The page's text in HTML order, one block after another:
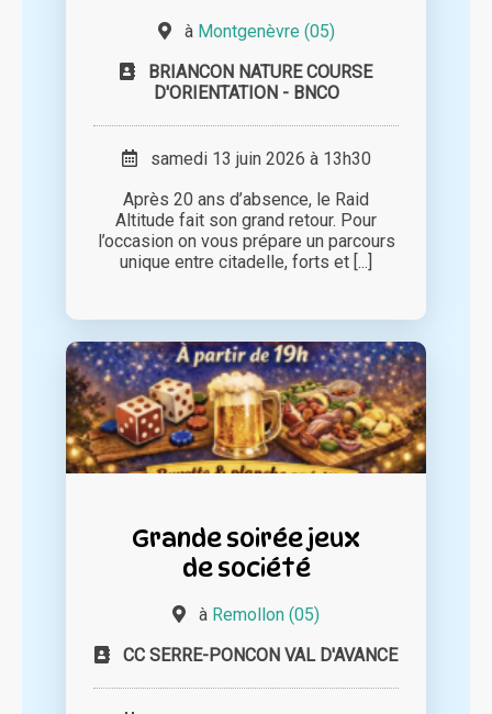
à Montgenèvre (05)
BRIANCON NATURE COURSE
D'ORIENTATION - BNCO
samedi 13 juin 2026 à 13h30
Après 20 ans d’absence, le Raid
Altitude fait son grand retour. Pour
l’occasion on vous prépare un parcours
unique entre citadelle, forts et [...]
Grande soirée jeux
de société
à Remollon (05)
CC SERRE-PONCON VAL D'AVANCE